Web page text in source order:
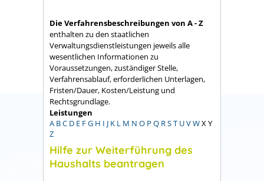
Die Verfahrensbeschreibungen von A - Z
enthalten zu den staatlichen
Verwaltungsdienstleistungen jeweils alle
wesentlichen Informationen zu
Voraussetzungen, zuständiger Stelle,
Verfahrensablauf, erforderlichen Unterlagen,
Fristen/Dauer, Kosten/Leistung und
Rechtsgrundlage.
Leistungen
A BC D E FG H I J K L M N O P Q RST UVWX Y
Z
Hilfe zur Weiterführung des
Haushalts beantragen